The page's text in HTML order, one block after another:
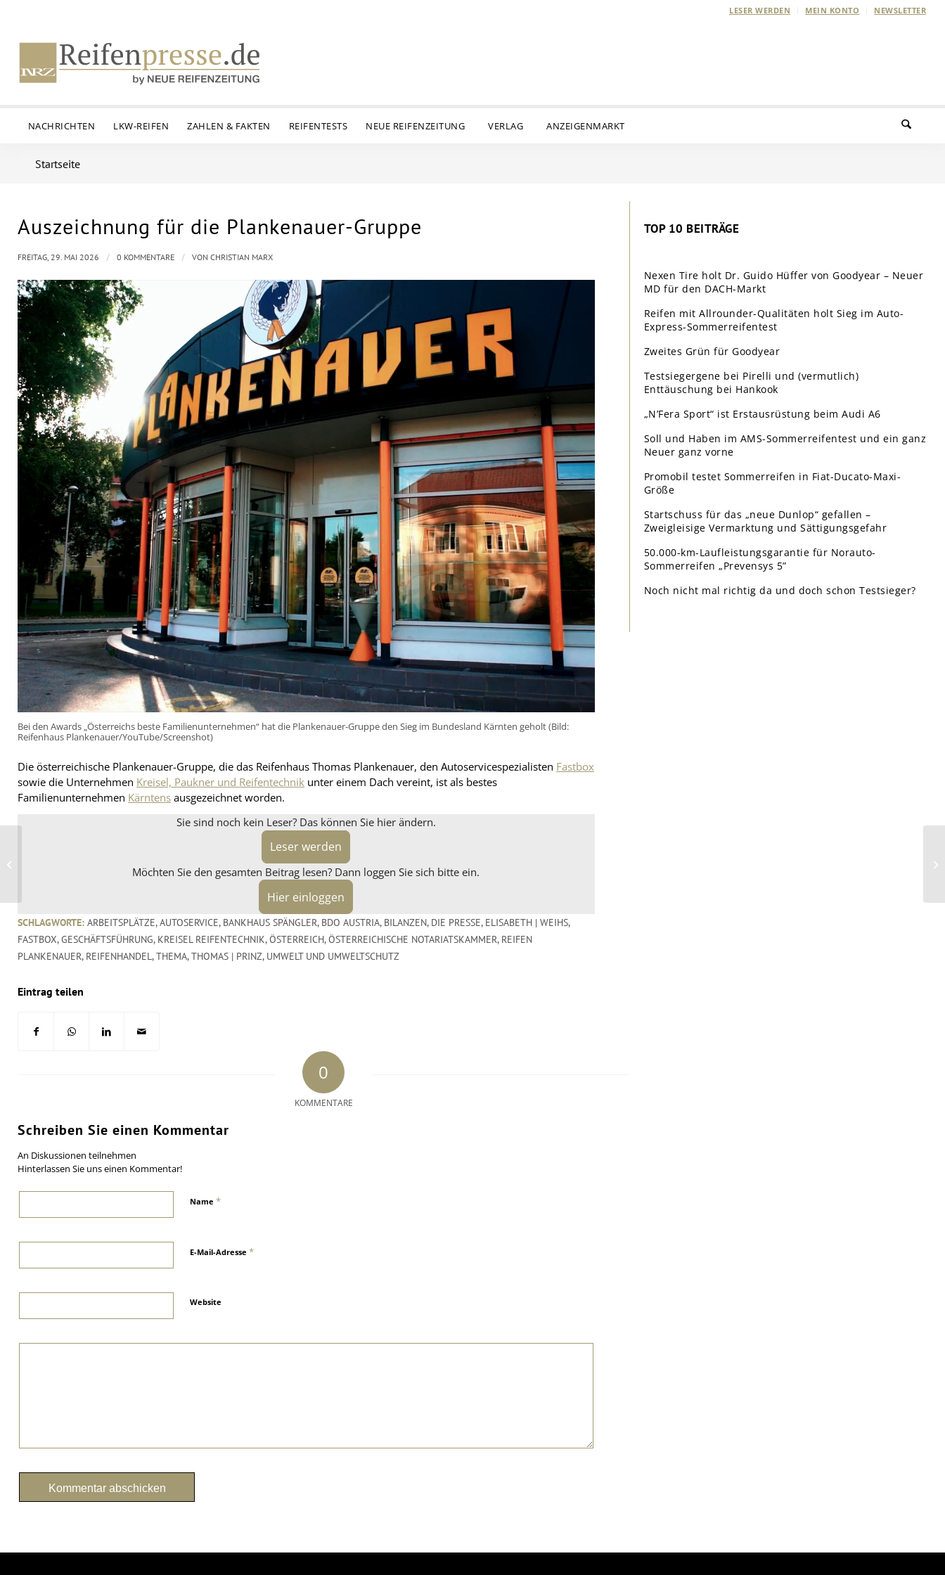
LESER WERDEN MEIN KONTO NEWSLETTER
NACHRICHTEN LKW-REIFEN ZAHLEN & FAKTEN REIFENTESTS NEUE REIFENZEITUNG VERLAG ANZEIGENMARKT
Startseite
Auszeichnung für die Plankenauer-Gruppe
Bei den Awards „Österreichs beste Familienunternehmen“ hat die Plankenauer-Gruppe den Sieg im Bundesland Kärnten geholt (Bild:
Reifenhaus Plankenauer/YouTube/Screenshot)
Die österreichische Plankenauer-Gruppe, die das Reifenhaus Thomas Plankenauer, den Autoservicespezialisten Fastbox
sowie die Unternehmen Kreisel, Paukner und Reifentechnik unter einem Dach vereint, ist als bestes
Familienunternehmen Kärntens ausgezeichnet worden.
Sie sind noch kein Leser? Das können Sie hier ändern.
Leser werden
Möchten Sie den gesamten Beitrag lesen? Dann loggen Sie sich bitte ein.
Hier einloggen
FREITAG, 29. MAI 2026 / 0 KOMMENTARE / VON CHRISTIAN MARX
SCHLAGWORTE: ARBEITSPLÄTZE,AUTOSERVICE, BANKHAUS SPÄNGLER, BDO AUSTRIA, BILANZEN, DIE PRESSE, ELISABETH | WEIHS,
FASTBOX,GESCHÄFTSFÜHRUNG, KREISEL REIFENTECHNIK,ÖSTERREICH,ÖSTERREICHISCHE NOTARIATSKAMMER, REIFEN
PLANKENAUER, REIFENHANDEL,THEMA,THOMAS | PRINZ, UMWELT UND UMWELTSCHUTZ
Eintrag teilen
0
KOMMENTARE
Schreiben Sie einen Kommentar
An Diskussionen teilnehmen
Hinterlassen Sie uns einen Kommentar!
Name *
E-Mail-Adresse *
Website
TOP 10 BEITRÄGE
Nexen Tire holt Dr. Guido Hüffer von Goodyear – Neuer
MD für den DACH-Markt
Reifen mit Allrounder-Qualitäten holt Sieg im Auto-
Express-Sommerreifentest
Zweites Grün für Goodyear
Testsiegergene bei Pirelli und (vermutlich)
Enttäuschung bei Hankook
„N’Fera Sport“ ist Erstausrüstung beim Audi A6
Soll und Haben im AMS-Sommerreifentest und ein ganz
Neuer ganz vorne
Promobil testet Sommerreifen in Fiat-Ducato-Maxi-
Größe
Startschuss für das „neue Dunlop“ gefallen –
Zweigleisige Vermarktung und Sättigungsgefahr
50.000-km-Laufleistungsgarantie für Norauto-
Sommerreifen „Prevensys 5”
Noch nicht mal richtig da und doch schon Testsieger?